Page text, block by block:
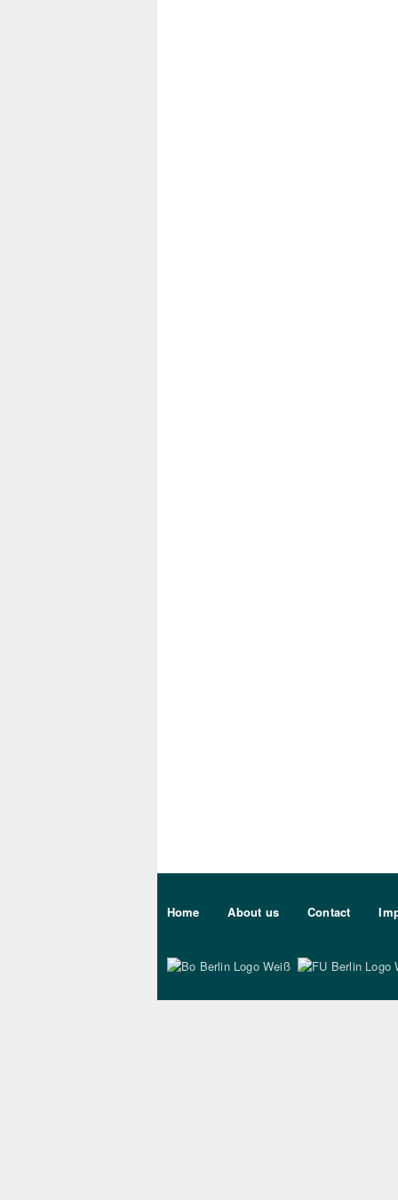
Sekundärmenu DE
Home About us Contact
Bo Berlin Logo